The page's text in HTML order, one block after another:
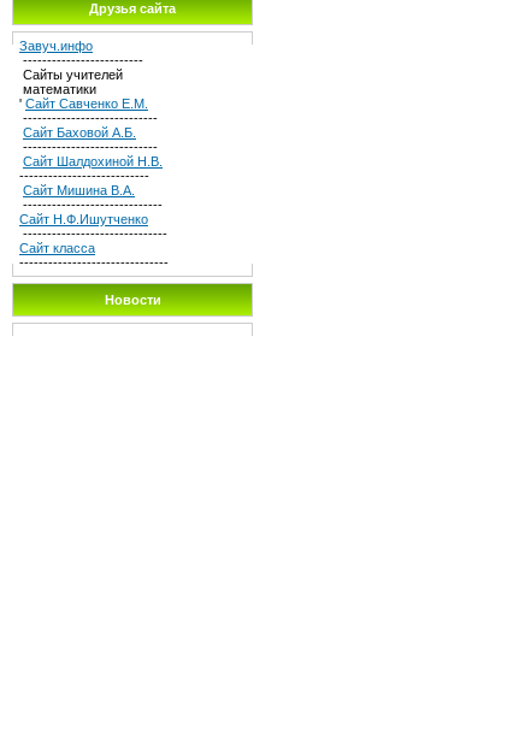
Друзья сайта
Завуч.инфо
-------------------------
Сайты учителей
математики
' Сайт Савченко Е.М.
----------------------------
Сайт Баховой А.Б.
----------------------------
Сайт Шалдохиной Н.В.
---------------------------
Сайт Мишина В.А.
-----------------------------
Сайт Н.Ф.Ишутченко
------------------------------
Сайт класса
-------------------------------
Новости